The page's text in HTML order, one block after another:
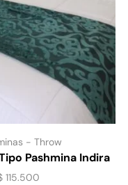
- Throw
Pashmina Indira
Verde
115.500